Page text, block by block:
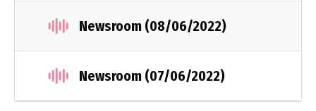
Newsroom (08/06/2022)
Newsroom (07/06/2022)